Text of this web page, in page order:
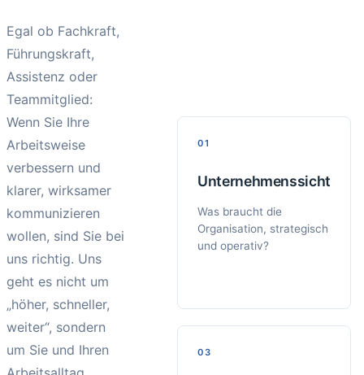
Egal ob Fachkraft,
Führungskraft,
Assistenz oder
Teammitglied:
Wenn Sie Ihre
Arbeitsweise
verbessern und
klarer, wirksamer
kommunizieren
wollen, sind Sie bei
uns richtig. Uns
geht es nicht um
„höher, schneller,
weiter“, sondern
um Sie und Ihren
01
Unternehmenssicht
Was braucht die
Organisation, strategisch
und operativ?
03